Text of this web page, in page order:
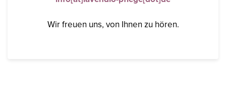
Wir freuen uns, von Ihnen zu hören.